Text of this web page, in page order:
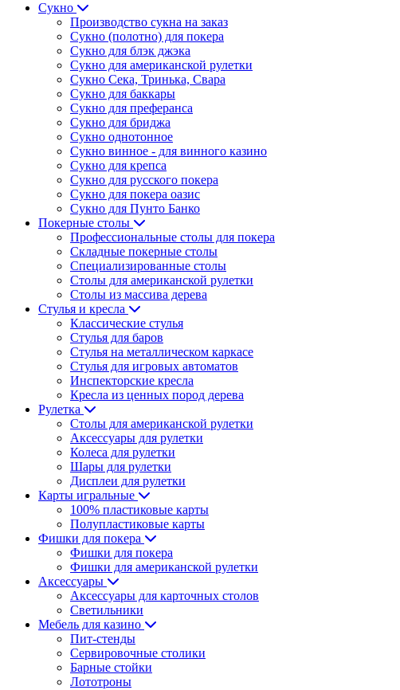
Сукно
Производство сукна на заказ
Сукно (полотно) для покера
Сукно для блэк джэка
Сукно для американской рулетки
Сукно Сека, Тринька, Свара
Сукно для баккары
Сукно для преферанса
Сукно для бриджа
Сукно однотонное
Сукно винное - для винного казино
Сукно для крепса
Сукно для русского покера
Сукно для покера оазис
Сукно для Пунто Банко
Покерные столы
Профессиональные столы для покера
Складные покерные столы
Специализированные столы
Столы для американской рулетки
Столы из массива дерева
Стулья и кресла
Классические стулья
Стулья для баров
Стулья на металлическом каркасе
Стулья для игровых автоматов
Инспекторские кресла
Кресла из ценных пород дерева
Рулетка
Столы для американской рулетки
Аксессуары для рулетки
Колеса для рулетки
Шары для рулетки
Дисплеи для рулетки
Карты игральные
100% пластиковые карты
Полупластиковые карты
Фишки для покера
Фишки для покера
Фишки для американской рулетки
Аксессуары
Аксессуары для карточных столов
Светильники
Мебель для казино
Пит-стенды
Сервировочные столики
Барные стойки
Лототроны